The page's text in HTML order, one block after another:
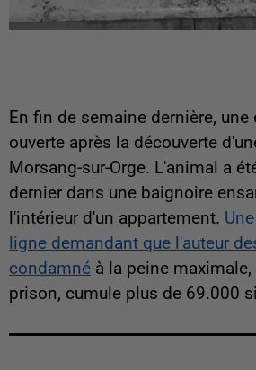
En fin de semaine dernière, une
ouverte après la découverte
Morsang-sur-Orge. L'animal a
dernier dans une baignoire
l'intérieur d'un appartement.
ligne demandant que l'auteur
condamné à la peine
prison, cumule plus de 69.000